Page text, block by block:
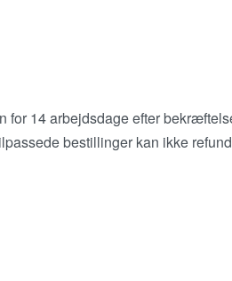
14 arbejdsdage efter
bestillinger kan ikke